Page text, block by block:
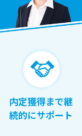
内定獲得まで継
続的にサポート